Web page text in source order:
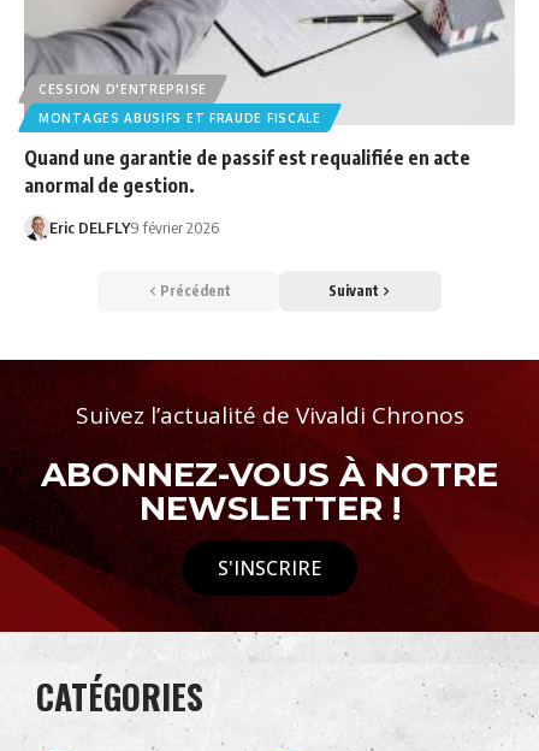
CESSION D'ENTREPRISE
MONTAGES ABUSIFS ET FRAUDE FISCALE
Quand une garantie de passif est requalifiée en acte
anormal de gestion.
Eric DELFLY9 février 2026
Précédent Suivant
Suivez l’actualité de Vivaldi Chronos
ABONNEZ-VOUS À NOTRE
NEWSLETTER !
S'INSCRIRE
CATÉGORIES